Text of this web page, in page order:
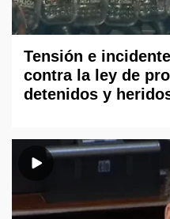
Tensión e
contra la ley de
detenidos y